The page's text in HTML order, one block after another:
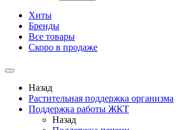
Хиты
Бренды
Все товары
Скоро в продаже
Назад
Растительная поддержка организма
Поддержка работы ЖКТ
Назад